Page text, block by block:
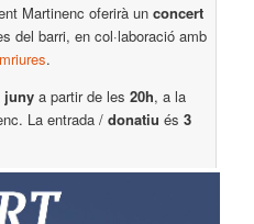
Martinenc oferirà unconcert
del barri, en col·laboració amb
.
juny a partir de les20h, a la
La entrada /donatiu és3